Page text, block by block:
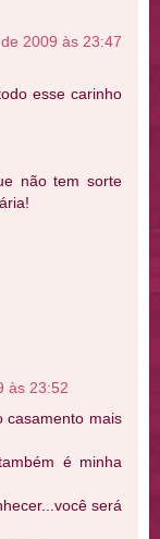
2009 às 23:47
esse carinho
não tem sorte
às 23:52
casamento mais
é minha
será